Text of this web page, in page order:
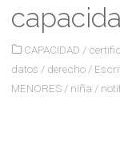
CAPACIDAD /
datos / derecho /
MENORES / niña /